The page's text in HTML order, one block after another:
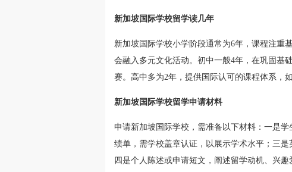
新加坡国际学校留学读几年
新加坡国际学校小学阶段通常为6年，课程注重
会融入多元文化活动。初中一般4年，在巩固基
赛。高中多为2年，提供国际认可的课程体系，
新加坡国际学校留学申请材料
申请新加坡国际学校，需准备以下材料：一是
绩单，需学校盖章认证，以展示学术水平；三
四是个人陈述或申请短文，阐述留学动机、兴